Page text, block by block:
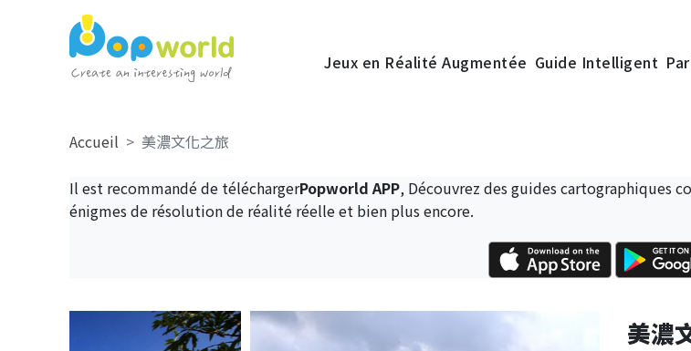
Jeux en Réalité Augmentée Guide Intelligent
Accueil 美濃文化之旅
Il est recommandé de téléchargerPopworld APP, Découvrez des guides cartographiques
énigmes de résolution de réalité réelle et bien plus encore.
美濃